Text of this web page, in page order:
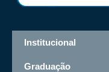
Institucional
Graduação